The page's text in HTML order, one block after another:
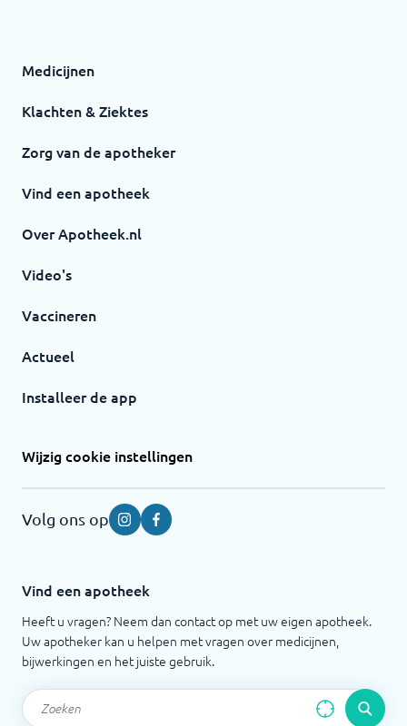
Medicijnen
Klachten & Ziektes
Zorg van de apotheker
Vind een apotheek
Over Apotheek.nl
Video's
Vaccineren
Actueel
Installeer de app
Wijzig cookie instellingen
Volg ons op InstagramFacebook
Vind een apotheek
Heeft u vragen? Neem dan contact op met uw eigen apotheek.
Uw apotheker kan u helpen met vragen over medicijnen,
bijwerkingen en het juiste gebruik.